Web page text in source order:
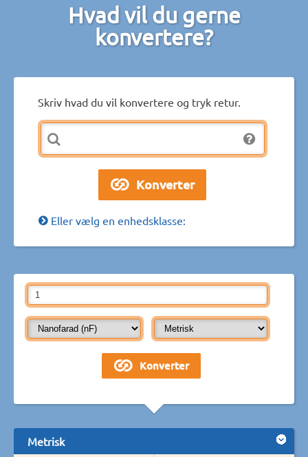
Hvad vil du gerne
konvertere?
Skriv hvad du vil konvertere og tryk retur.
Eller vælg en enhedsklasse:
Metrisk